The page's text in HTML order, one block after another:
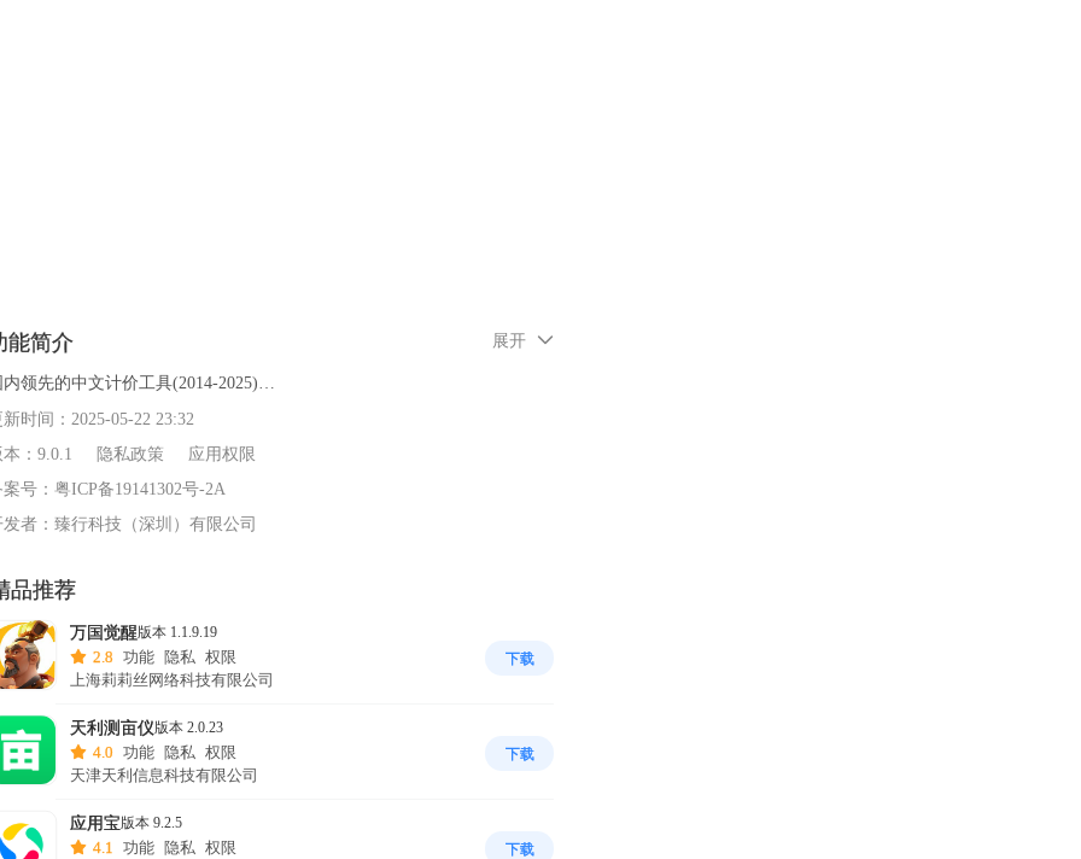
能简介
内领先的中文计价工具(2014-2025)
功能更全面】
于模拟出租车、网约车和代驾车的计价器
美支持全国所有的出租车、网约车和代驾车计价服务
时间服务费等
计价更精准】
使用更便捷】
个“自定义模式”，可自定义63个计价参数
时间： 2025-05-22 23:32
： 9.0.1 隐私政策
应用权限
号： 粤ICP备19141302号-2A
者： 臻行科技（深圳）有限公司
展开
品推荐
万国觉醒版本 1.1.9.19
2.8 功能 隐私 权限
上海莉莉丝网络科技有限公司
下载
天利测亩仪版本 2.0.23
4.0 功能 隐私 权限
天津天利信息科技有限公司
下载
应用宝版本 9.2.5
4.1 功能 隐私 权限
下载